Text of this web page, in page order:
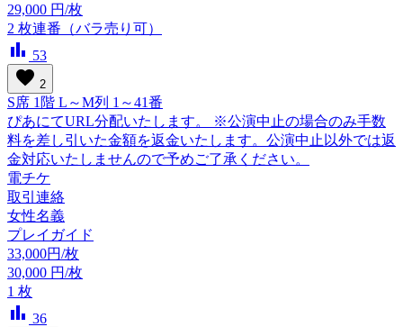
29,000 円/枚
2 枚連番（バラ売り可）
bar_chart 53
favorite 2
S席 1階 L～M列 1～41番
ぴあにてURL分配いたします。 ※公演中止の場合のみ手数
料を差し引いた金額を返金いたします。公演中止以外では返
金対応いたしませんので予めご了承ください。
電チケ
取引連絡
女性名義
プレイガイド
33,000円/枚
30,000 円/枚
1 枚
bar_chart 36